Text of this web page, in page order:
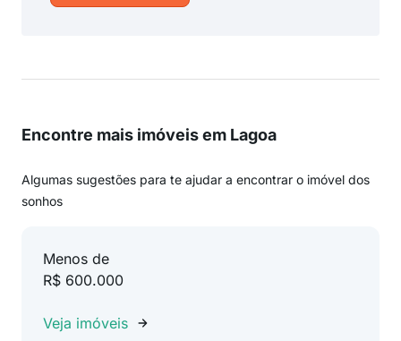
Encontre mais imóveis em Lagoa
Algumas sugestões para te ajudar a encontrar o imóvel dos
sonhos
Menos de
R$ 600.000
Veja imóveis